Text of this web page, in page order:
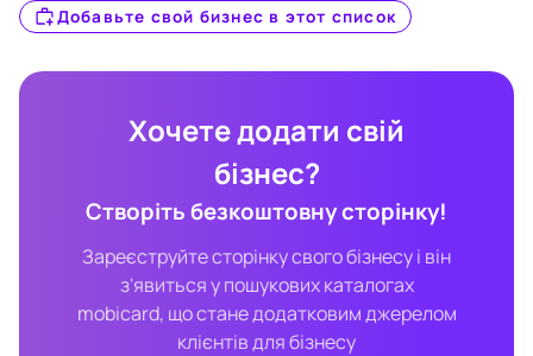
Добавьте свой бизнес в этот список
Хочете додати свій
бізнес?
Створіть безкоштовну сторінку!
Зареєструйте сторінку свого бізнесу і він
з'явиться у пошукових каталогах
mobicard, що стане додатковим джерелом
клієнтів для бізнесу